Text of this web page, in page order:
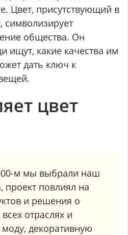
Цвет, присутствующий в
символизирует
общества. Он
ищут, какие качества им
дать ключ к
цвет
м мы выбрали наш
проект повлиял на
и решения о
отраслях и
декоративную